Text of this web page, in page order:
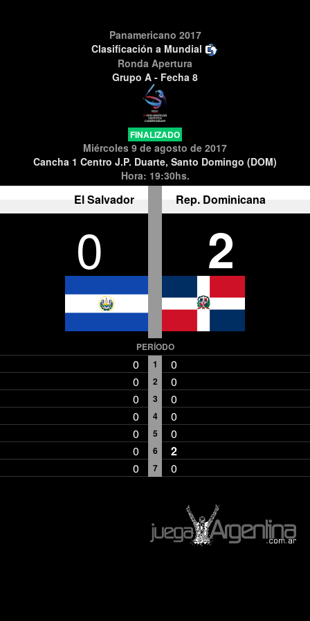
Panamericano 2017
Clasificación a Mundial
Ronda Apertura
Grupo A - Fecha 8
FINALIZADO
Miércoles 9 de agosto de 2017
Cancha 1 Centro J.P. Duarte, Santo Domingo (DOM)
Hora: 19:30hs.
El Salvador Rep. Dominicana
0 2
PERÍODO
0 1
0
0
2
0
0
3
0
0
4
0
0
5
0
0
6
2
0
7 0